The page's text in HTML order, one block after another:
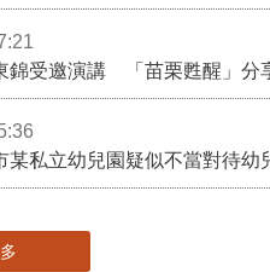
錦受邀演講 「苗栗甦醒」分
某私立幼兒園疑似不當對待幼